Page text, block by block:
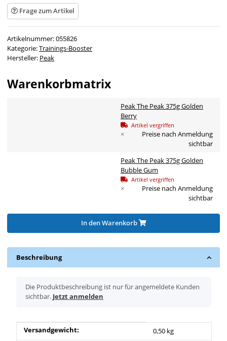
Frage zum Artikel
Artikelnummer:055826
Kategorie:Trainings-Booster
Hersteller: Peak
Warenkorbmatrix
Peak The Peak 375g Golden
Berry
Artikel vergriffen
×
Preise nach Anmeldung
sichtbar
Peak The Peak 375g Golden
Bubble Gum
Artikel vergriffen
×
Preise nach Anmeldung
sichtbar
In den Warenkorb
Beschreibung
x
Die Produktbeschreibung ist nur für angemeldete Kunden
sichtbar. Jetzt anmelden
Produkteigenschaft
Wert
Versandgewicht:
0,50 kg